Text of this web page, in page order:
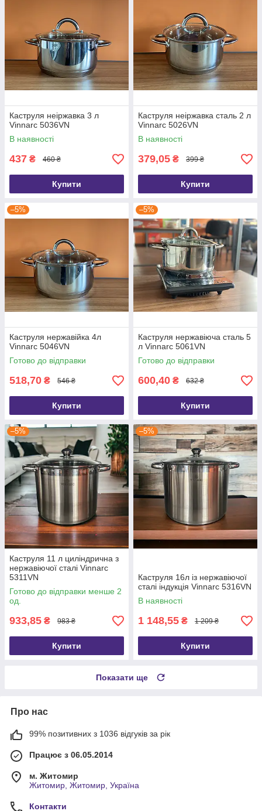
Каструля неіржавка 3 л
Vinnarc 5036VN
В наявності
437 ₴ 460 ₴
Купити
Каструля неіржавка сталь 2 л
Vinnarc 5026VN
В наявності
379,05 ₴ 399 ₴
Купити
–5%
Каструля нержавійка 4л
Vinnarc 5046VN
Готово до відправки
518,70 ₴ 546 ₴
Купити
–5%
Каструля нержавіюча сталь 5
л Vinnarc 5061VN
Готово до відправки
600,40 ₴ 632 ₴
Купити
–5%
Каструля 11 л циліндрична з
нержавіючої сталі Vinnarc
5311VN
Готово до відправки менше 2
од.
933,85 ₴ 983 ₴
Купити
–5%
Каструля 16л із нержавіючої
сталі індукція Vinnarc 5316VN
В наявності
1 148,55 ₴ 1 209 ₴
Купити
Показати ще
Про нас
99% позитивних з 1036 відгуків за рік
Працює з 06.05.2014
м. Житомир
Житомир, Житомир, Україна
Контакти